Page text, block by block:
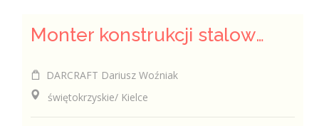
Monter konstrukcji stalowych - ślusarz (K/M/I)
DARCRAFT Dariusz Woźniak
świętokrzyskie/ Kielce